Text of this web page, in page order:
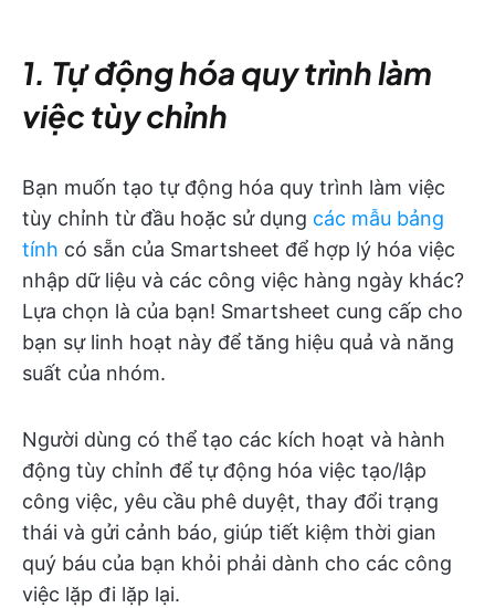
1. Tự động hóa quy trình làm
việc tùy chỉnh
Bạn muốn tạo tự động hóa quy trình làm việc
tùy chỉnh từ đầu hoặc sử dụng các mẫu bảng
tính có sẵn của Smartsheet để hợp lý hóa việc
nhập dữ liệu và các công việc hàng ngày khác?
Lựa chọn là của bạn! Smartsheet cung cấp cho
bạn sự linh hoạt này để tăng hiệu quả và năng
suất của nhóm.
Người dùng có thể tạo các kích hoạt và hành
động tùy chỉnh để tự động hóa việc tạo/lập
công việc, yêu cầu phê duyệt, thay đổi trạng
thái và gửi cảnh báo, giúp tiết kiệm thời gian
quý báu của bạn khỏi phải dành cho các công
việc lặp đi lặp lại.